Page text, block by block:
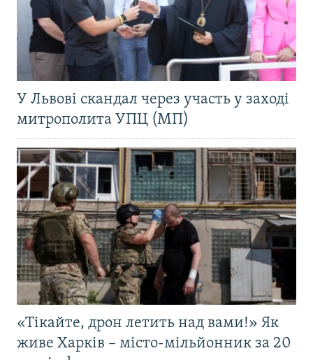
У Львові скандал через участь у заході
митрополита УПЦ (МП)
«Тікайте, дрон летить над вами!» Як
живе Харків – місто-мільйонник за 20